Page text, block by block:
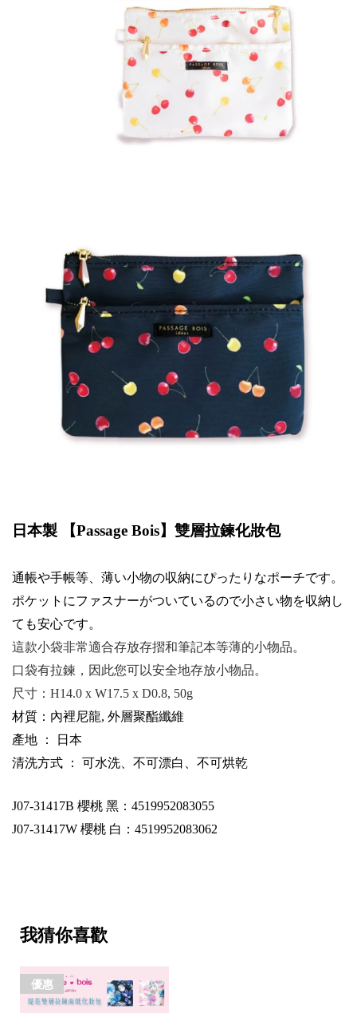
日本製 【Passage Bois】雙層拉鍊化妝包
通帳や手帳等、薄い小物の収納にぴったりなポーチです。
ポケットにファスナーがついているので小さい物を収納 し
ても安心です。
這款小袋非常適合存放存摺和筆記本等薄的小物品。
口袋有拉鍊，因此您可以安全地存放小物品。
尺寸： H14.0 x W17.5 x D0.8, 50g
材質：內裡尼龍, 外層聚酯纖維
產地 ： 日本
清洗方式 ： 可水洗、不可漂白、不可烘乾
J07-31417B 櫻桃 黑：4519952083055
J07-31417W 櫻桃 白：4519952083062
我猜你喜歡
優惠